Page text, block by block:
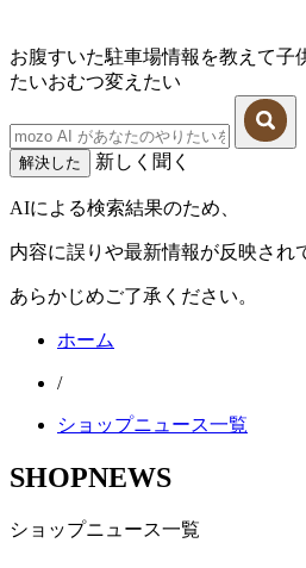
お腹すいた駐車場情報を教えて子
たいおむつ変えたい
解決した 新しく聞く
AIによる検索結果のため、
内容に誤りや最新情報が反映され
あらかじめご了承ください。
ホーム
/
ショップニュース一覧
SHOPNEWS
ショップニュース一覧